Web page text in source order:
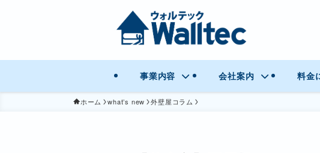
事業内容 会社案内 料金
ホーム what’s new 外壁屋コラム